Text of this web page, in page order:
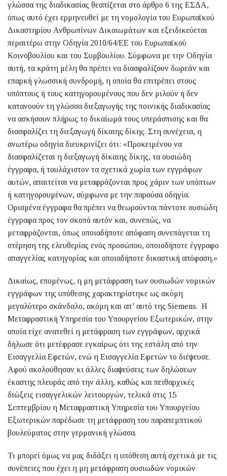
γλώσσα της διαδικασίας θεσπίζεται στο άρθρο 6 της ΕΣΔΑ,
όπως αυτό έχει ερμηνευθεί με τη νομολογία του Ευρωπαϊκού
Δικαστηρίου Ανθρω­πίνων Δικαιωμάτων και εξειδικεύεται
περαιτέρω στην Οδηγία 2010/64/ΕΕ του Ευρωπαϊκού
Κοινοβουλίου και του Συμβουλίου. Σύμφωνα με την Οδηγία
αυτή, τα κράτη μέλη θα πρέπει να διασφαλίζουν δωρεάν και
επαρκή γλωσσική συνδρομή, η οποία θα επιτρέπει στους
υπόπτους ή τους κατηγορουμένους που δεν μιλούν ή δεν
κατανοούν τη γλώσσα διεξαγωγής της ποινικής διαδικασίας
να ασκήσουν πλήρως το δικαίωμά τους υπεράσπισης και θα
διασφαλίζει τη διεξαγωγή δίκαιης δίκης. Στη συνέχεια, η
ανωτέρω οδηγία διευκρινίζει ότι: «Προκειμένου να
διασφαλίζεται η διεξαγωγή δίκαιης δίκης, τα ουσιώδη
έγγραφα, ή τουλάχιστον τα σχετικά χωρία των εγγράφων
αυτών, απαιτείται να μεταφράζονται προς χάριν των υπόπτων
ή κατηγορουμένων, σύμφωνα με την παρούσα οδηγία.
Ορισμένα έγγραφα θα πρέπει να θεωρούνται πάντοτε ουσιώδη
έγγραφα προς τον σκοπό αυτόν και, συνεπώς, να
μεταφράζονται, όπως οποιαδήποτε απόφαση συνεπάγεται τη
στέρηση της ελευθερίας ενός προσώπου, οποιοδήποτε έγγραφο
απαγγελίας κατηγορίας και οποιαδήποτε δικαστική απόφαση.»
Δικαίως, επομένως, η μη μετάφραση των ουσιωδών νομικών
εγγράφων της υπόθεσης χαρακτηρίστηκε ως ακόμη
μεγαλύτερο σκάνδαλο, ακόμη και απ’ αυτό της Siemens. Η
Μεταφραστική Υπηρεσία του Υπουργείου Εξωτερικών, στην
οποία είχε ανατεθεί η μετάφραση των εγγράφων, αρχικά
δήλωσε ότι μετέφρασε εγκαίρως ότι της εστάλη από την
Εισαγγελία Εφετών, ενώ η Εισαγγελία Εφετών το διέψευσε.
Αφού ακολούθησαν κι άλλες διαψεύσεις των δηλώσεων
έκαστης πλευράς από την άλλη, καθώς και πειθαρχικές
διώξεις εισαγγελικών λειτουργών, τελικά στις 15
Σεπτεμβρίου η Μεταφραστική Υπηρεσία του Υπουργείου
Εξωτερικών παρέδωσε τη μετάφραση του παραπεμπτικού
βουλεύματος στην γερμανική γλώσσα.
Τι μπορεί όμως να μας διδάξει η υπόθεση αυτή σχετικά με τις
συνέπειες που έχει η μη μετάφραση ουσιωδών νομικών